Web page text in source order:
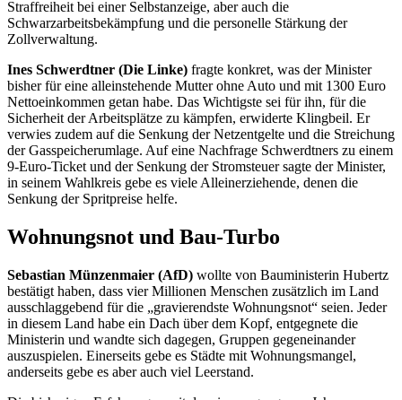
Straffreiheit bei einer Selbstanzeige, aber auch die
Schwarzarbeitsbekämpfung und die personelle Stärkung der
Zollverwaltung.
Ines Schwerdtner (Die Linke) fragte konkret, was der Minister
bisher für eine alleinstehende Mutter ohne Auto und mit 1300 Euro
Nettoeinkommen getan habe. Das Wichtigste sei für ihn, für die
Sicherheit der Arbeitsplätze zu kämpfen, erwiderte Klingbeil. Er
verwies zudem auf die Senkung der Netzentgelte und die Streichung
der Gasspeicherumlage. Auf eine Nachfrage Schwerdtners zu einem
9-Euro-Ticket und der Senkung der Stromsteuer sagte der Minister,
in seinem Wahlkreis gebe es viele Alleinerziehende, denen die
Senkung der Spritpreise helfe.
Wohnungsnot und Bau-Turbo
Sebastian Münzenmaier (AfD) wollte von Bauministerin Hubertz
bestätigt haben, dass vier Millionen Menschen zusätzlich im Land
ausschlaggebend für die „gravierendste Wohnungsnot“ seien. Jeder
in diesem Land habe ein Dach über dem Kopf, entgegnete die
Ministerin und wandte sich dagegen, Gruppen gegeneinander
auszuspielen. Einerseits gebe es Städte mit Wohnungsmangel,
anderseits gebe es aber auch viel Leerstand.